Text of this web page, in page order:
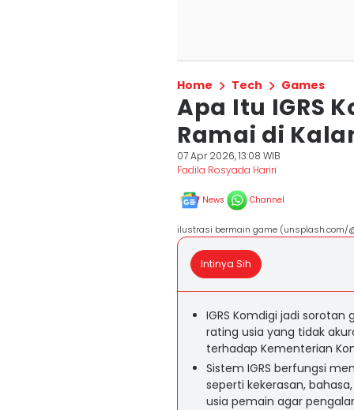
Home Tech Games
Apa Itu IGRS
Ramai di
07 Apr 2026, 13:08 WIB
Fadila Rosyada Hariri
News Channel
ilustrasi bermain game (unsplash.com/
Intinya Sih
IGRS Komdigi jadi
rating usia yang tidak
terhadap Kementerian
Sistem IGRS berfungsi
seperti kekerasan,
usia pemain agar